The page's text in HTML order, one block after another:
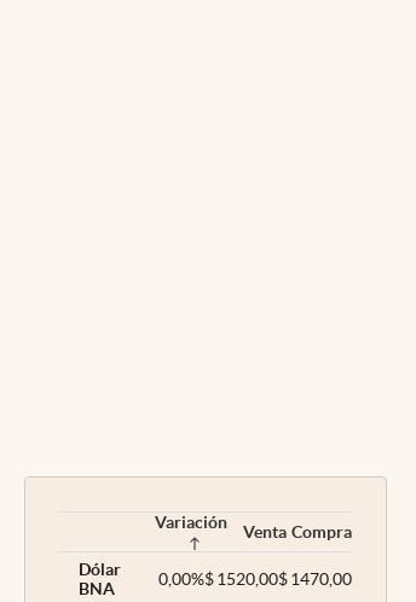
Variación Venta Compra
Dólar
BNA
0,00%$1520,00$1470,00